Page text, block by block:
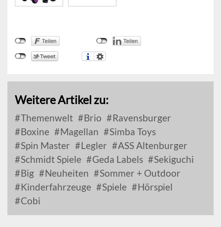
Weitere Artikel zu:
Themenwelt Brio
Ravensburger
Boxine
Magellan
Simba Toys
Spin Master
Legler
ASS Altenburger
Schmidt Spiele
Geda Labels
Sekiguchi
Big
Neuheiten
Sommer + Outdoor
Kinderfahrzeuge
Spiele
Hörspiel
Cobi